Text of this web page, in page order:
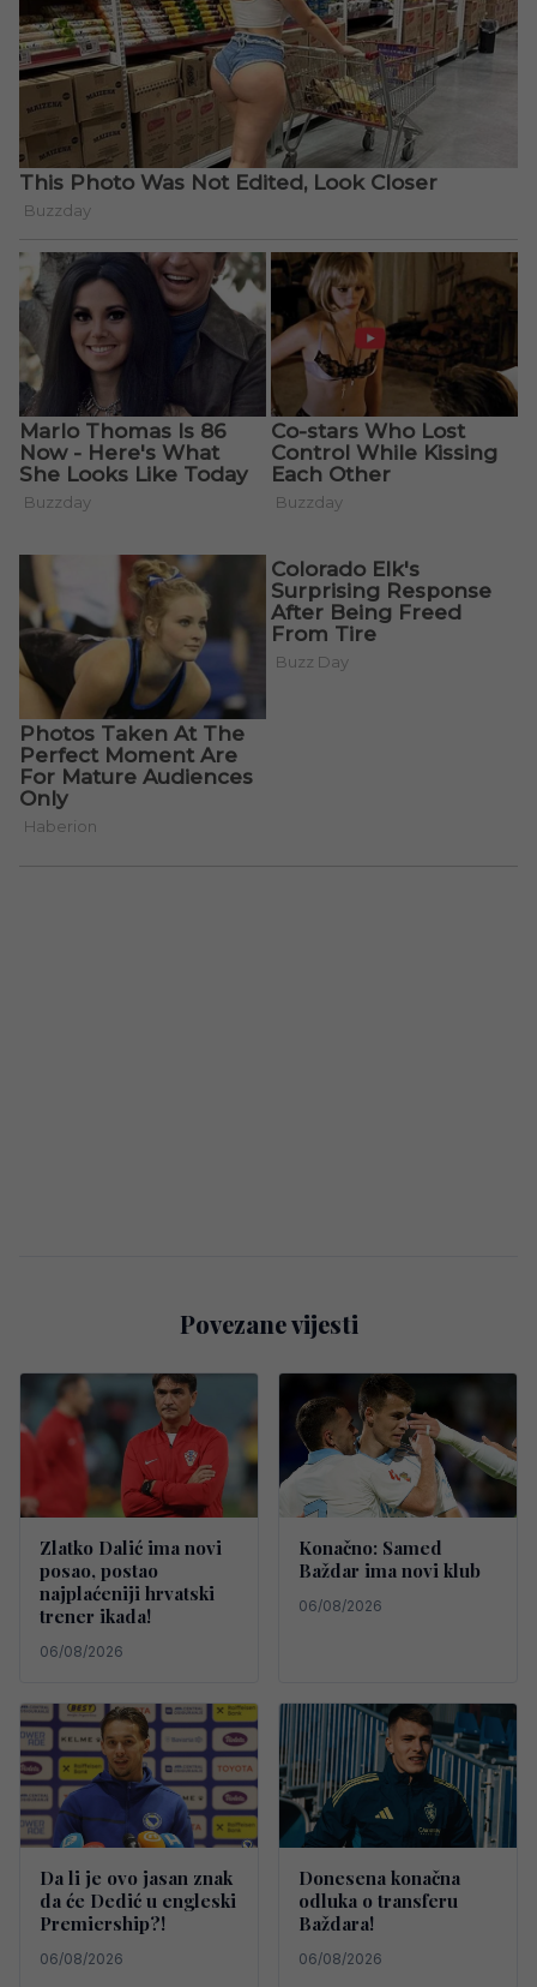
Povezane vijesti
Zlatko Dalić ima novi
posao, postao
najplaćeniji hrvatski
trener ikada!
06/08/2026
Konačno: Samed
Baždar ima novi klub
06/08/2026
Da li je ovo jasan znak
da će Dedić u engleski
Premiership?!
06/08/2026
Donesena konačna
odluka o transferu
Baždara!
06/08/2026